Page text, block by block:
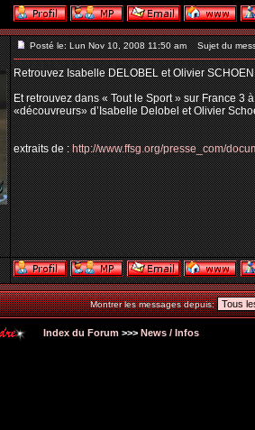
Posté le: Lun Nov 10, 2008 11:50 am Sujet du
Retrouvez Isabelle DELOBEL et Olivier
Et retrouvez dans « Tout le Sport » sur France 3
«découvreurs» d’Isabelle Delobel et Olivier
extraits de :http://www.ffsg.org/presse_com/
Montrer les messages depuis:
Index du Forum >>> News / Infos